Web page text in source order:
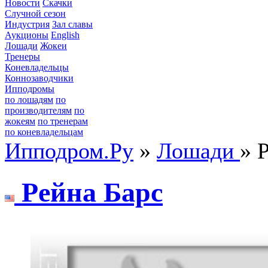
Новости Скачки
Случной сезон
Индустрия Зал славы
Аукционы English
Лошади Жокеи
Тренеры
Коневладельцы
Коннозаводчики
Ипподромы
по лошадям по
производителям по
жокеям по тренерам
по коневладельцам
Ипподром.Ру » Лошади »
Pейнa Бapс